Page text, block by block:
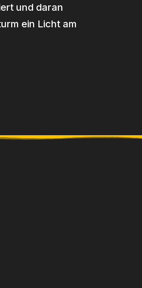
und daran
ein Licht am